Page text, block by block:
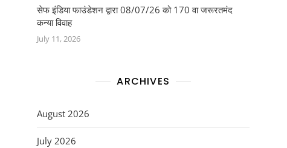
सेफ इंडिया फाउंडेशन द्वारा 08/07/26 को 170 वा जरूरतमंद
कन्या विवाह
July 11, 2026
ARCHIVES
August 2026
July 2026